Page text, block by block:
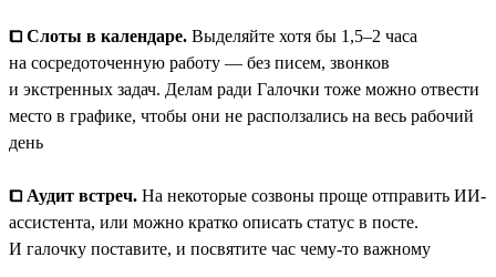
⧠ Слоты в календаре. Выделяйте хотя бы 1,5–2 часа
на сосредоточенную работу — без писем, звонков
и экстренных задач. Делам ради Галочки тоже можно отвести
место в графике, чтобы они не расползались на весь рабочий
день
⧠ Аудит встреч. На некоторые созвоны проще отправить ИИ-
ассистента, или можно кратко описать статус в посте.
И галочку поставите, и посвятите час чему-то важному